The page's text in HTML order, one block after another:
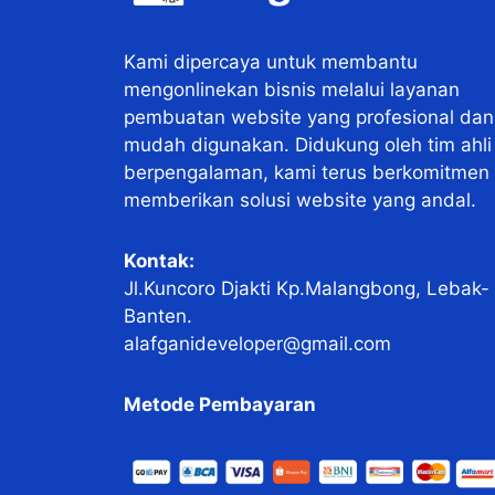
Kami dipercaya untuk membantu
mengonlinekan bisnis melalui layanan
pembuatan website yang profesional dan
mudah digunakan. Didukung oleh tim ahli
berpengalaman, kami terus berkomitmen
memberikan solusi website yang andal.
Kontak:
Jl.Kuncoro Djakti Kp.Malangbong, Lebak-
Banten.
alafganideveloper@gmail.com
Metode Pembayaran